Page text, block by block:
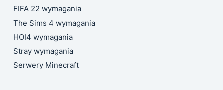
FIFA 22 wymagania
The Sims 4 wymagania
HOI4 wymagania
Stray wymagania
Serwery Minecraft